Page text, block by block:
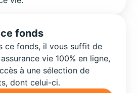
fonds
ce fonds, il vous suffit de
vie 100% en ligne,
à une sélection de
dont celui-ci.